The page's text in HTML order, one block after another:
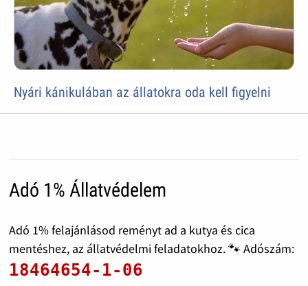
Nyári kánikulában az állatokra oda kell figyelni
Adó 1% Állatvédelem
Adó 1% felajánlásod reményt ad a kutya és cica
mentéshez, az állatvédelmi feladatokhoz. 🐾 Adószám:
18464654-1-06